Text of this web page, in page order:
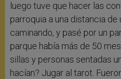
luego tuve que hacer las
parroquia a una distancia de
caminando, y pasé por un
parque había más de 50
sillas y personas sentadas
hacían? Jugar al tarot.